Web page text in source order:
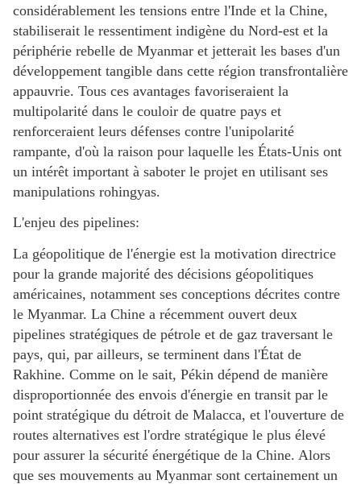
considérablement les tensions entre l'Inde et la Chine,
stabiliserait le ressentiment indigène du Nord-est et la
périphérie rebelle de Myanmar et jetterait les bases d'un
développement tangible dans cette région transfrontalière
appauvrie. Tous ces avantages favoriseraient la
multipolarité dans le couloir de quatre pays et
renforceraient leurs défenses contre l'unipolarité
rampante, d'où la raison pour laquelle les États-Unis ont
un intérêt important à saboter le projet en utilisant ses
manipulations rohingyas.
L'enjeu des pipelines:
La géopolitique de l'énergie est la motivation directrice
pour la grande majorité des décisions géopolitiques
américaines, notamment ses conceptions décrites contre
le Myanmar. La Chine a récemment ouvert deux
pipelines stratégiques de pétrole et de gaz traversant le
pays, qui, par ailleurs, se terminent dans l'État de
Rakhine. Comme on le sait, Pékin dépend de manière
disproportionnée des envois d'énergie en transit par le
point stratégique du détroit de Malacca, et l'ouverture de
routes alternatives est l'ordre stratégique le plus élevé
pour assurer la sécurité énergétique de la Chine. Alors
que ses mouvements au Myanmar sont certainement un